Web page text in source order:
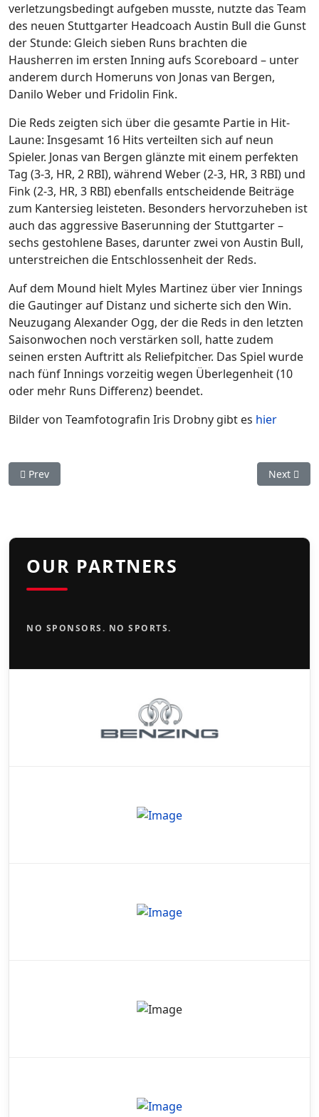
verletzungsbedingt aufgeben musste, nutzte das Team
des neuen Stuttgarter Headcoach Austin Bull die Gunst
der Stunde: Gleich sieben Runs brachten die
Hausherren im ersten Inning aufs Scoreboard – unter
anderem durch Homeruns von Jonas van Bergen,
Danilo Weber und Fridolin Fink.
Die Reds zeigten sich über die gesamte Partie in Hit-
Laune: Insgesamt 16 Hits verteilten sich auf neun
Spieler. Jonas van Bergen glänzte mit einem perfekten
Tag (3-3, HR, 2 RBI), während Weber (2-3, HR, 3 RBI) und
Fink (2-3, HR, 3 RBI) ebenfalls entscheidende Beiträge
zum Kantersieg leisteten. Besonders hervorzuheben ist
auch das aggressive Baserunning der Stuttgarter –
sechs gestohlene Bases, darunter zwei von Austin Bull,
unterstreichen die Entschlossenheit der Reds.
Auf dem Mound hielt Myles Martinez über vier Innings
die Gautinger auf Distanz und sicherte sich den Win.
Neuzugang Alexander Ogg, der die Reds in den letzten
Saisonwochen noch verstärken soll, hatte zudem
seinen ersten Auftritt als Reliefpitcher. Das Spiel wurde
nach fünf Innings vorzeitig wegen Überlegenheit (10
oder mehr Runs Differenz) beendet.
Bilder von Teamfotografin Iris Drobny gibt es hier
Previous article: DBL: Stuttgart Reds verlieren beide
Prev Next
Next
OUR PARTNERS
NO SPONSORS. NO SPORTS.